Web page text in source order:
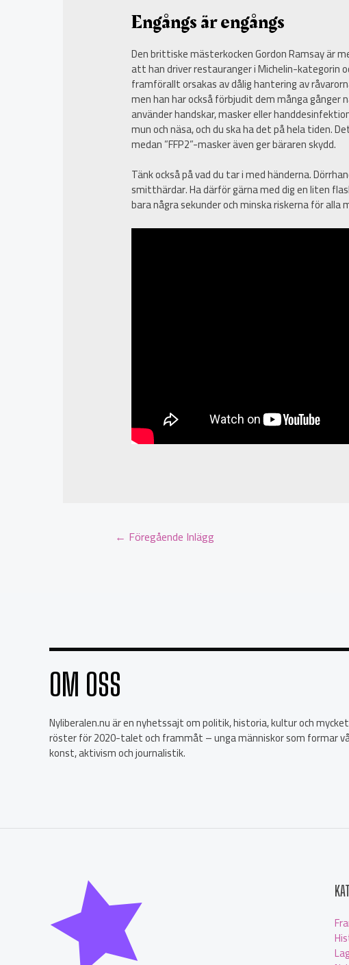
Engångs är engångs
Den brittiske mästerkocken Gordon Ramsay är
att han driver restauranger i Michelin-
framförallt orsakas av dålig hantering av
men han har också förbjudit dem många gånger
använder handskar, masker eller
mun och näsa, och du ska ha det på hela tiden.
medan ”FFP2”-masker även ger bäraren skydd.
Tänk också på vad du tar i med händerna.
smitthärdar. Ha därför gärna med dig en liten
bara några sekunder och minska riskerna för alla
← Föregående Inlägg
OM OSS
Nyliberalen.nu är en nyhetssajt om politik, historia, kultur och
röster för 2020-talet och frammåt – unga människor som formar
konst, aktivism och journalistik.